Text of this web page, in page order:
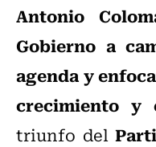
Antonio
Gobierno a
agenda y
crecimiento y
triunfo del